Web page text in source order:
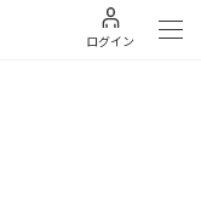
ログイン